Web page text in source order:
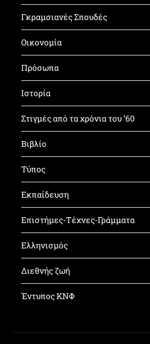
Γκραμσιανές Σπουδές
Οικονομία
Πρόσωπα
Ιστορία
Στιγμές από τα χρόνια του ’60
Βιβλίο
Τύπος
Εκπαίδευση
Επιστήμες-Τέχνες-Γράμματα
Ελληνισμός
Διεθνής ζωή
Έντυπος ΚΝΦ